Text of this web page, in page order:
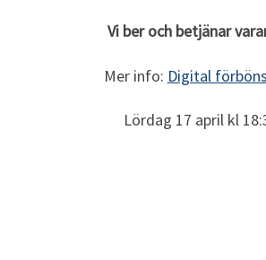
Vi ber och betjänar
Mer info: Digital
Lördag 17 april kl